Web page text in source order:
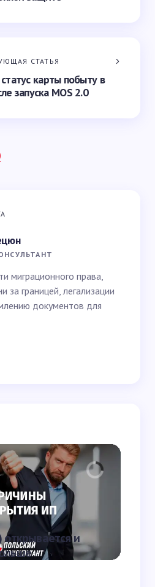
СТАТЬЯ
карты побыту в
запуска MOS 2.0
опубликован.
для следующих
миграционного права,
за границей, легализации
документов для
открывается и